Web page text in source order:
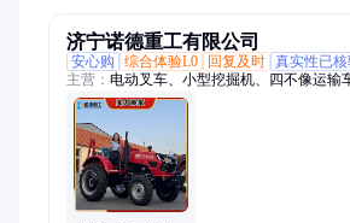
济宁诺德重工有限公司
安心购
综合体验L0 回复及时 真实性已
主营： 电动叉车、小型挖掘机、四不像运输
机、越野叉车、压路机